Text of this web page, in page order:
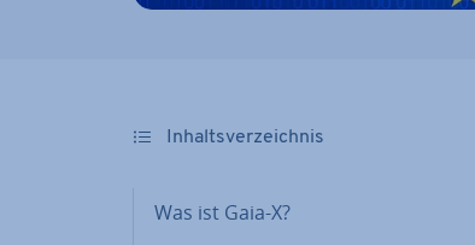
In­halts­ver­zeich­nis
Was ist Gaia-X?